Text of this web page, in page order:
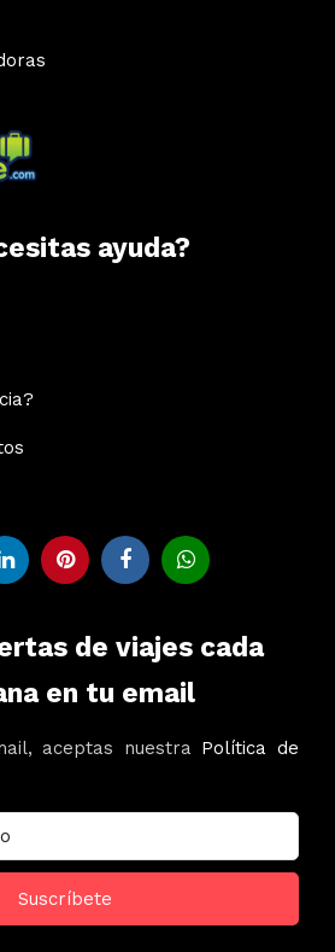
ayuda?
de viajes cada
en tu email
aceptas nuestra Política de